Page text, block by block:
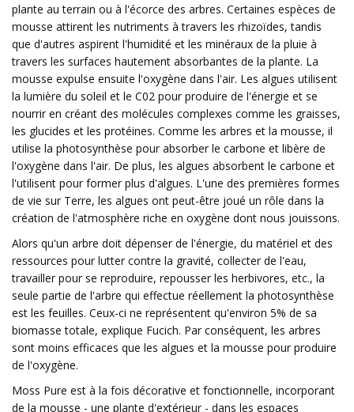
plante au terrain ou à l'écorce des arbres. Certaines espèces de
mousse attirent les nutriments à travers les rhizoïdes, tandis
que d'autres aspirent l'humidité et les minéraux de la pluie à
travers les surfaces hautement absorbantes de la plante. La
mousse expulse ensuite l'oxygène dans l'air. Les algues utilisent
la lumière du soleil et le C02 pour produire de l'énergie et se
nourrir en créant des molécules complexes comme les graisses,
les glucides et les protéines. Comme les arbres et la mousse, il
utilise la photosynthèse pour absorber le carbone et libère de
l'oxygène dans l'air. De plus, les algues absorbent le carbone et
l'utilisent pour former plus d'algues. L'une des premières formes
de vie sur Terre, les algues ont peut-être joué un rôle dans la
création de l'atmosphère riche en oxygène dont nous jouissons.
Alors qu'un arbre doit dépenser de l'énergie, du matériel et des
ressources pour lutter contre la gravité, collecter de l'eau,
travailler pour se reproduire, repousser les herbivores, etc., la
seule partie de l'arbre qui effectue réellement la photosynthèse
est les feuilles. Ceux-ci ne représentent qu'environ 5% de sa
biomasse totale, explique Fucich. Par conséquent, les arbres
sont moins efficaces que les algues et la mousse pour produire
de l'oxygène.
Moss Pure est à la fois décorative et fonctionnelle, incorporant
de la mousse - une plante d'extérieur - dans les espaces